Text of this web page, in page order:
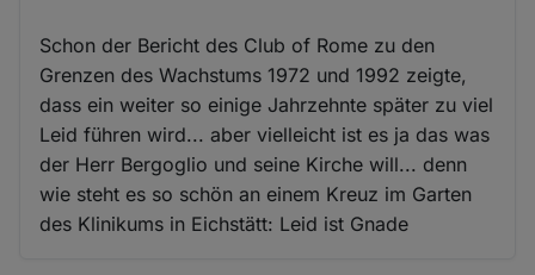
Schon der Bericht des Club of Rome zu den
Grenzen des Wachstums 1972 und 1992 zeigte,
dass ein weiter so einige Jahrzehnte später zu viel
Leid führen wird... aber vielleicht ist es ja das was
der Herr Bergoglio und seine Kirche will... denn
wie steht es so schön an einem Kreuz im Garten
des Klinikums in Eichstätt: Leid ist Gnade